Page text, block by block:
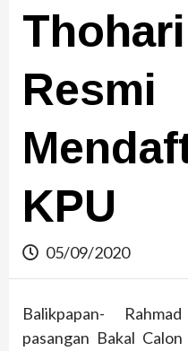
Resmi
KPU
05/09/2020
Balikpapan-
pasangan Bakal